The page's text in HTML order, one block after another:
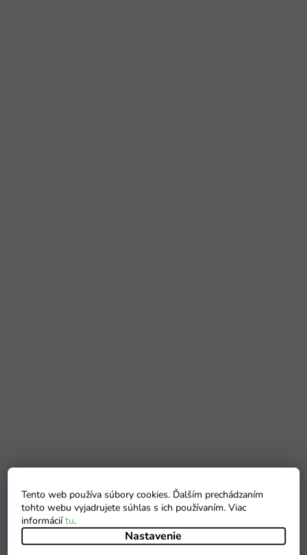
Tento web používa súbory cookies. Ďalším prechádzaním
tohto webu vyjadrujete súhlas s ich používaním. Viac
informáciítu.
Nastavenie